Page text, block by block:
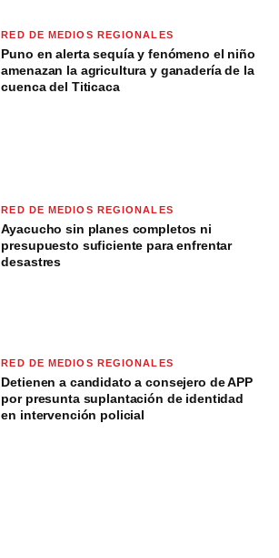
RED DE MEDIOS REGIONALES
Puno en alerta sequía y fenómeno el niño
amenazan la agricultura y ganadería de la
cuenca del Titicaca
RED DE MEDIOS REGIONALES
Ayacucho sin planes completos ni
presupuesto suficiente para enfrentar
desastres
RED DE MEDIOS REGIONALES
Detienen a candidato a consejero de APP
por presunta suplantación de identidad
en intervención policial